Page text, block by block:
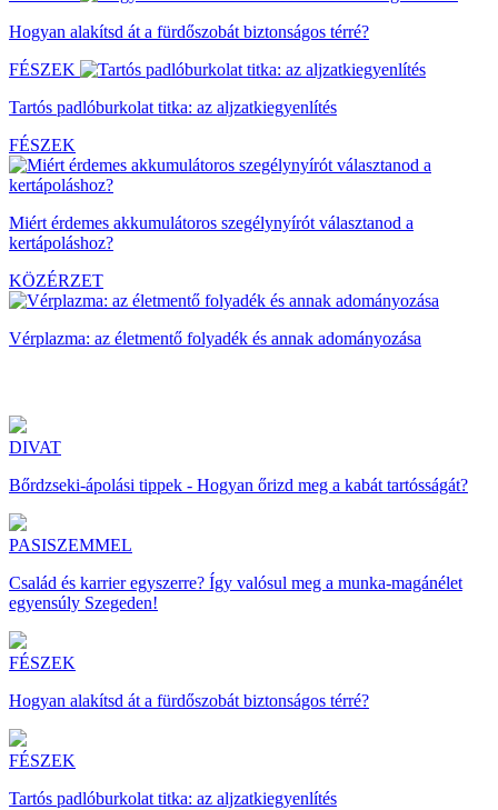
Hogyan alakítsd át a fürdőszobát biztonságos térré?
FÉSZEK
Tartós padlóburkolat titka: az aljzatkiegyenlítés
FÉSZEK
Miért érdemes akkumulátoros szegélynyírót választanod a
kertápoláshoz?
KÖZÉRZET
Vérplazma: az életmentő folyadék és annak adományozása
DIVAT
Bőrdzseki-ápolási tippek - Hogyan őrizd meg a kabát tartósságát?
PASISZEMMEL
Család és karrier egyszerre? Így valósul meg a munka-magánélet
egyensúly Szegeden!
FÉSZEK
Hogyan alakítsd át a fürdőszobát biztonságos térré?
FÉSZEK
Tartós padlóburkolat titka: az aljzatkiegyenlítés